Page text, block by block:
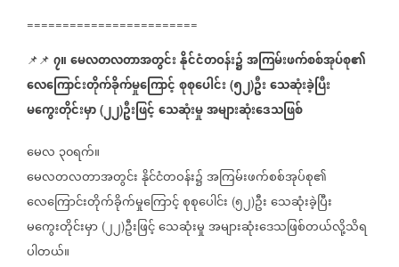
========================
📌📌 ၇။မေလတလတာအတွင်းနိုင်ငံတဝန်း၌အကြမ်းဖက်စစ်အုပ်စု၏
လေကြောင်းတိုက်ခိုက်မှုကြောင့်စုစုပေါင်း (၅၂)ဦးသေဆုံးခဲ့ပြီး
မကွေးတိုင်းမှာ (၂၂)ဦးဖြင့်သေဆုံးမှုအများဆုံးဒေသဖြစ်
မေလ ၃၀ရက်။
မေလတလတာအတွင်းနိုင်ငံတဝန်း၌အကြမ်းဖက်စစ်အုပ်စု၏
လေကြောင်းတိုက်ခိုက်မှုကြောင့်စုစုပေါင်း (၅၂)ဦးသေဆုံးခဲ့ပြီး
မကွေးတိုင်းမှာ (၂၂)ဦးဖြင့်သေဆုံးမှုအများဆုံးဒေသဖြစ်တယ်လို့သိရ
ပါတယ်။